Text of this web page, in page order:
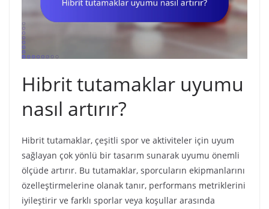
Hibrit tutamaklar uyumu
nasıl artırır?
Hibrit tutamaklar, çeşitli spor ve aktiviteler için uyum
sağlayan çok yönlü bir tasarım sunarak uyumu önemli
ölçüde artırır. Bu tutamaklar, sporcuların ekipmanlarını
özelleştirmelerine olanak tanır, performans metriklerini
iyileştirir ve farklı sporlar veya koşullar arasında